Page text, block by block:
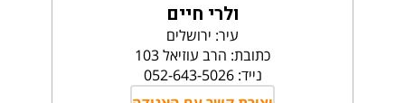
ולרי חיים
עיר: ירושלים
כתובת: הרב עוזיאל 103
נייד: 052-643-5026